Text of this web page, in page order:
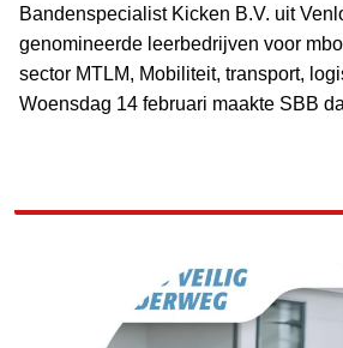
Bandenspecialist Kicken B.V. uit
genomineerde leerbedrijven voor
sector MTLM, Mobiliteit, transport,
Woensdag 14 februari maakte SBB